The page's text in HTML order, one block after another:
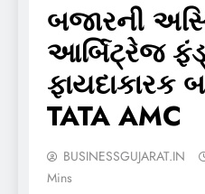
બજારની
આર્બિટ્રેજ
ફાયદાકારક
TATA AMC
BUSINESSGUJARAT.IN
Mins